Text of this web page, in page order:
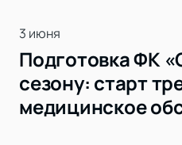
3 июня
Подготовка ФК
сезону: старт
медицинское